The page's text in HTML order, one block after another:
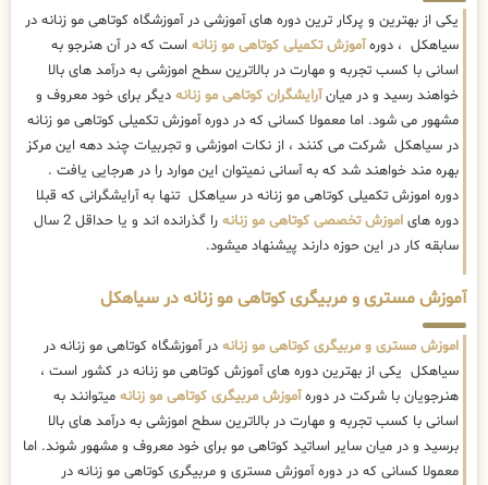
یکی از بهترین و پرکار ترین دوره های آموزشی در آموزشگاه کوتاهی مو زنانه در
سیاهکل ، دورهآموزش تکمیلی کوتاهی مو زنانه است که در آن هنرجو به
اسانی با کسب تجربه و مهارت در بالاترین سطح اموزشی به درآمد های بالا
خواهند رسید و در میانآرایشگران کوتاهی مو زنانه دیگر برای خود معروف و
مشهور می شود. اما معمولا کسانی که در دوره آموزش تکمیلی کوتاهی مو زنانه
در سیاهکل شرکت می کنند ، از نکات اموزشی و تجربیات چند دهه این مرکز
بهره مند خواهند شد که به آسانی نمیتوان این موارد را در هرجایی یافت .
دوره اموزش تکمیلی کوتاهی مو زنانه در سیاهکل تنها به آرایشگرانی که قبلا
دوره های اموزش تخصصی کوتاهی مو زنانه
را گذرانده اند و یا حداقل 2 سال
سابقه کار در این حوزه دارند پیشنهاد میشود.
آموزش مستری و مربیگری کوتاهی مو زنانه در سیاهکل
اموزش مستری و مربیگری کوتاهی مو زنانه در آموزشگاه کوتاهی مو زنانه در
سیاهکل یکی از بهترین دوره های آموزش کوتاهی مو زنانه در کشور است ،
هنرجویان با شرکت در دورهآموزش مربیگری کوتاهی مو زنانه میتوانند به
اسانی با کسب تجربه و مهارت در بالاترین سطح اموزشی به درآمد های بالا
برسید و در میان سایر اساتید کوتاهی مو برای خود معروف و مشهور شوند. اما
معمولا کسانی که در دوره آموزش مستری و مربیگری کوتاهی مو زنانه در